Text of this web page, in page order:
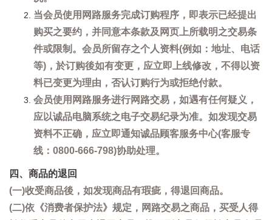
当会员使用网路服务完成订购程序，即表示已经提出
购买之要约，并同意本条款及网页上所载明之交易条
件或限制。会员所留存之个人资料(例如：地址、电话
等)，於订购後如有变更，应立即上线修改，不得以资
料已变更为理由，否认订购行为或拒绝付款。
会员使用网路服务进行网路交易，如遇有任何疑义，
应以诚品电脑系统之电子交易纪录为准。如发现交易
资料不正确，应立即通知诚品顾客服务中心(客服专
线：0800-666-798)协助处理。
四、商品的退回
(一)收受商品後，如发现商品有瑕疵，得退回商品。
(二)依《消费者保护法》规定，网路交易之商品，买受人得